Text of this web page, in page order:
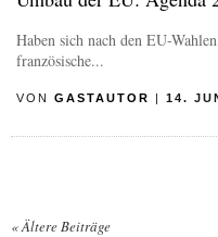
Haben sich nach den EU-
französische...
VON GASTAUTOR | 14.
«Ältere Beiträge